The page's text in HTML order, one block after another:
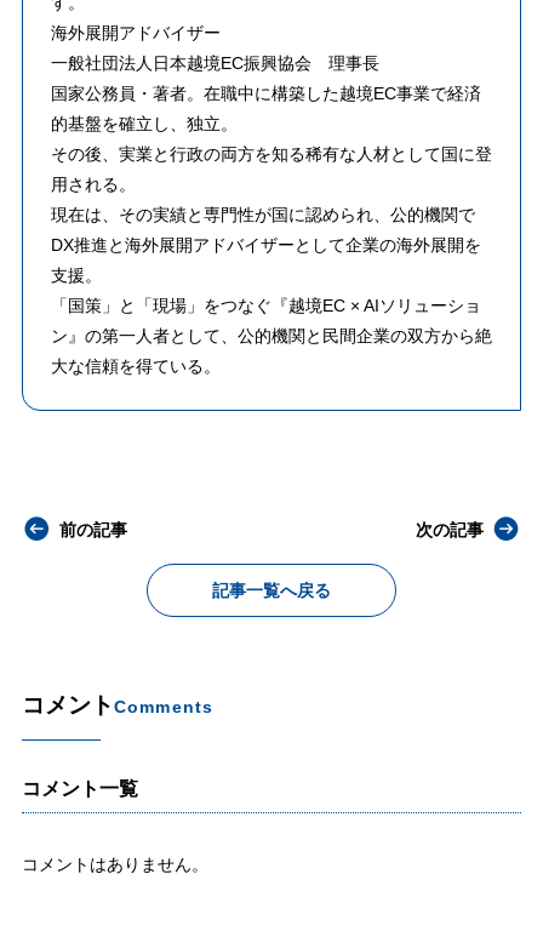
海外展開アドバイザー
一般社団法人日本越境EC振興協会 理事長
​国家公務員・著者。在職中に構築した越境EC事業で経済
的基盤を確立し、独立。
その後、実業と行政の両方を知る稀有な人材として国に登
用される。
​現在は、その実績と専門性が国に認められ、公的機関で
DX推進と海外展開アドバイザーとして企業の海外展開を
支援。
「国策」と「現場」をつなぐ『越境EC × AIソリューショ
ン』の第一人者として、公的機関と民間企業の双方から絶
大な信頼を得ている。
前の記事
記事一覧へ戻る
次の記事
コメントComments
コメント一覧
コメントはありません。